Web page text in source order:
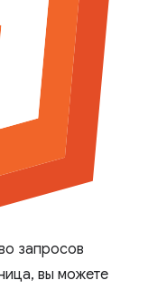
запросов
вы можете